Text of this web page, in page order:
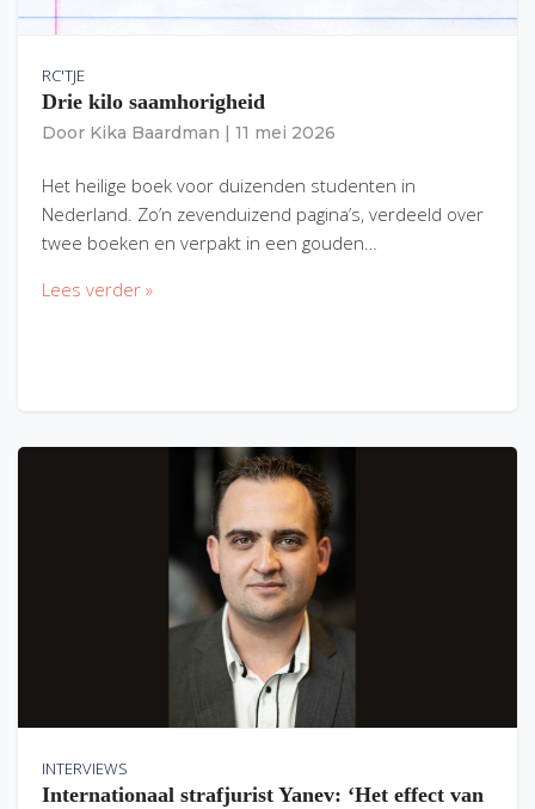
RC'TJE
Drie kilo saamhorigheid
Door Kika Baardman 11 mei 2026
Het heilige boek voor duizenden studenten in
Nederland. Zo’n zevenduizend pagina’s, verdeeld over
twee boeken en verpakt in een gouden…
Lees verder »
INTERVIEWS
Internationaal strafjurist Yanev: ‘Het effect van